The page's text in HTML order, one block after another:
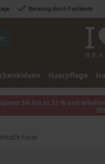
Beratung durch Fachleute
Haarpflege
Sie bis zu 33 % und
Paste